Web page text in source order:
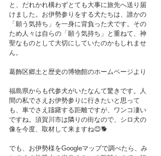
と、だれかれ構わずとても大事に旅先へ送り届
けました。お伊勢参りをする犬たちは、誰かの
「願う気持ち」を一身に背負った犬です。その
ため人々は自らの「願う気持ち」と重ねて、神
聖なものとして大切にしていたのかもしれませ
ん。
葛飾区郷土と歴史の博物館のホームページより
福島県からも代参犬がいたなんて驚きです。人
間の私でさえお伊勢参りに行きたいと思って
も、車でさえ躊躇する距離ですが、ワンコ凄い
ですね。須賀川市は隣りの街なので、シロ犬の
像を今度、取材して来ますね😊🐕
でも、お伊勢様をGoogleマップで調べたら、み